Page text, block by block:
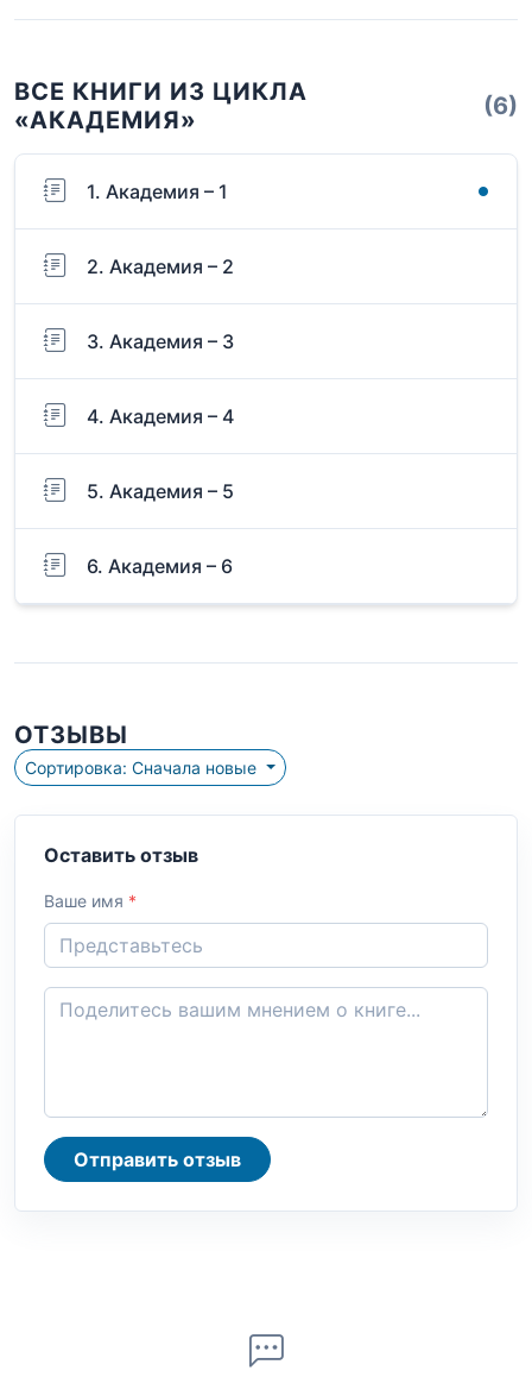
ВСЕ КНИГИ ИЗ ЦИКЛА
«АКАДЕМИЯ»
(6)
1. Академия – 1
2. Академия – 2
3. Академия – 3
4. Академия – 4
5. Академия – 5
6. Академия – 6
ОТЗЫВЫ
Сортировка: Сначала новые
Оставить отзыв
Ваше имя *
Отправить отзыв